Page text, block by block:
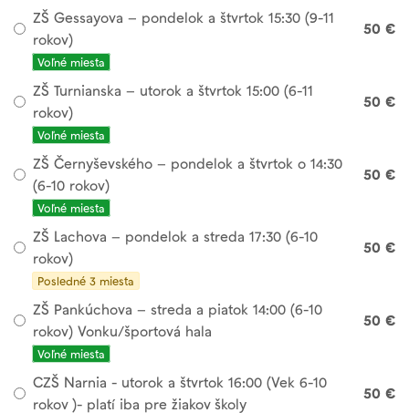
ZŠ Gessayova – pondelok a štvrtok 15:30 (9-11
rokov)
50 €
Voľné miesta
ZŠ Turnianska – utorok a štvrtok 15:00 (6-11
rokov)
50 €
Voľné miesta
ZŠ Černyševského – pondelok a štvrtok o 14:30
(6-10 rokov)
50 €
Voľné miesta
ZŠ Lachova – pondelok a streda 17:30 (6-10
rokov)
50 €
Posledné 3 miesta
ZŠ Pankúchova – streda a piatok 14:00 (6-10
rokov) Vonku/športová hala
50 €
Voľné miesta
CZŠ Narnia - utorok a štvrtok 16:00 (Vek 6-10
rokov )- platí iba pre žiakov školy
50 €